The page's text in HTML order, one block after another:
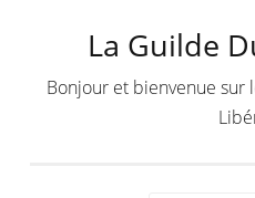
contenu
La Guilde
Bonjour et bienvenue sur